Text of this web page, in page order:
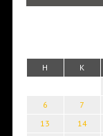
H K
6
7
13
14